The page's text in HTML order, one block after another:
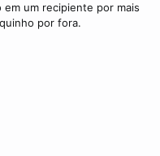
em um recipiente por mais
por fora.